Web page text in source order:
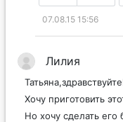
07.08.15 15:56
Лилия
Хочу приготовить
Но хочу сделать